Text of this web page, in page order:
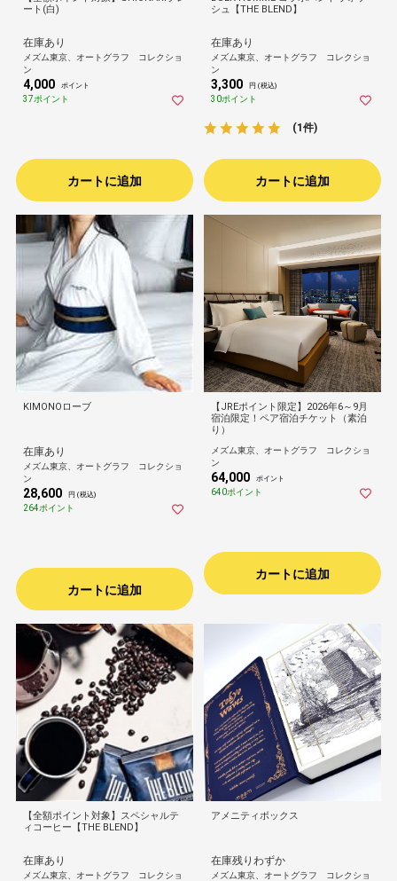
ート(白)
在庫あり
メズム東京、オートグラフ コレクショ
ン
4,000 ポイント
37ポイント
カートに追加
シュ【THE BLEND】
在庫あり
メズム東京、オートグラフ コレクショ
ン
3,300 円 (税込)
30ポイント
(1件)
カートに追加
KIMONOローブ
在庫あり
メズム東京、オートグラフ コレクショ
ン
28,600 円 (税込)
264ポイント
カートに追加
【JREポイント限定】2026年6～9月
宿泊限定！ペア宿泊チケット（素泊
り）
メズム東京、オートグラフ コレクショ
ン
64,000 ポイント
640ポイント
カートに追加
【全額ポイント対象】スペシャルテ
ィコーヒー【THE BLEND】
在庫あり
メズム東京、オートグラフ コレクショ
アメニティボックス
在庫残りわずか
メズム東京、オートグラフ コレクショ